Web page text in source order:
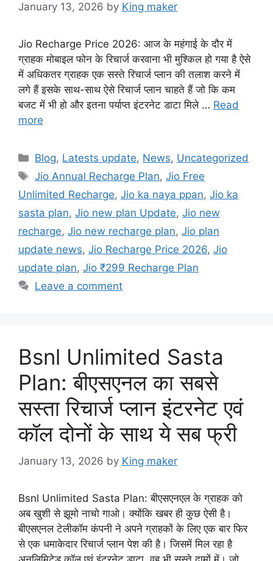
January 13, 2026 by King maker
Jio Recharge Price 2026: आज के महंगाई के दौर में
ग्राहक मोबाइल फोन के रिचार्ज करवाना भी मुश्किल हो गया है ऐसे
में अधिकतर ग्राहक एक सस्ते रिचार्ज प्लान की तलाश करने में
लगे हैं इसके साथ-साथ ऐसे रिचार्ज प्लान चाहते हैं जो कि कम
बजट में भी हो और इतना पर्याप्त इंटरनेट डाटा मिले … Read
more
Categories
Blog, Latests update, News, Uncategorized
Tags
Jio Annual Recharge Plan,Jio Free
Unlimited Recharge, Jio ka naya ppan, Jio ka
sasta plan, Jio new plan Update, Jio new
recharge, Jio new recharge plan, Jio plan
update news, Jio Recharge Price 2026, Jio
update plan, Jio ₹299 Recharge Plan
Leave a comment
Bsnl Unlimited Sasta
Plan: बीएसएनल का सबसे
सस्ता रिचार्ज प्लान इंटरनेट एवं
कॉल दोनों के साथ ये सब फ्री
January 13, 2026 by King maker
Bsnl Unlimited Sasta Plan: बीएसएनएल के ग्राहक को
अब खुशी से झूमो नाचो गाओ। क्योंकि खबर ही कुछ ऐसी है।
बीएसएनल टेलीकॉम कंपनी ने अपने ग्राहकों के लिए एक बार फिर
से एक धमाकेदार रिचार्ज प्लान पेश की है। जिसमें मिल रहा है